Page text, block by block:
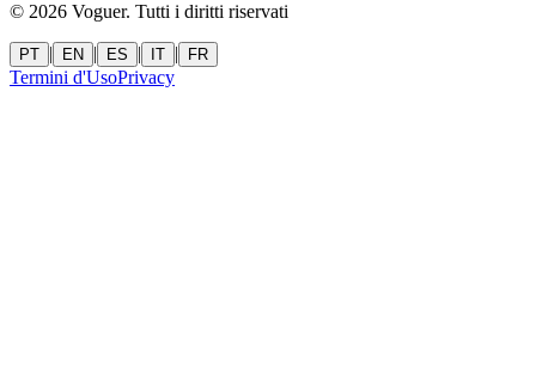
© 2026 Voguer. Tutti i diritti riservati
PT | EN | ES | IT | FR
Termini d'UsoPrivacy